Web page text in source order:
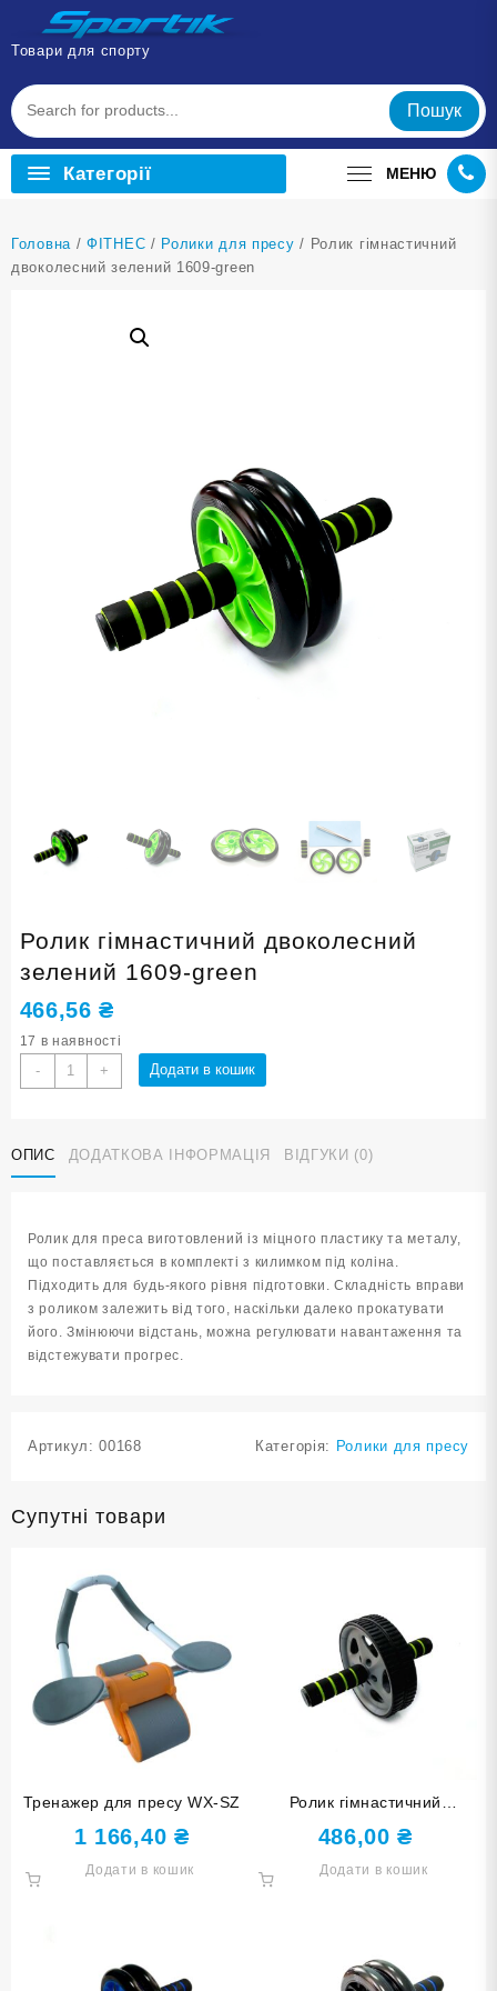
Перейти
вмісту
Товари для спорту
Пошук
Категорії МЕНЮ
Головна /ФІТНЕС / Ролики для пресу / Ролик гімнастичний
двоколесний зелений 1609-green
Ролик гімнастичний двоколесний
зелений 1609-green
466,56₴
17 в наявності
-
Ролик
гімнастичний
1609-
green
+ Додати в кошик
ОПИС ДОДАТКОВА ІНФОРМАЦІЯ ВІДГУКИ (0)
Ролик для преса виготовлений із міцного пластику та металу,
що поставляється в комплекті з килимком під коліна.
Підходить для будь-якого рівня підготовки. Складність вправи
з роликом залежить від того, наскільки далеко прокатувати
його. Змінюючи відстань, можна регулювати навантаження та
відстежувати прогрес.
Артикул:00168 Категорія: Ролики для пресу
Супутні товари
Тренажер для пресу WX-SZ
1 166,40 ₴
Додати в кошик
Ролик гімнастичний
двоколесний 1605С
486,00₴
Додати в кошик